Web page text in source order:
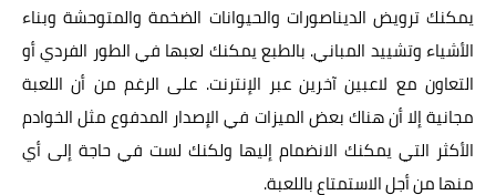
يمكنك ترويض الديناصورات والحيوانات الضخمة والمتوحشة وبناء
الأشياء وتشييد المباني. بالطبع يمكنك لعبها في الطور الفردي أو
التعاون مع لاعبين آخرين عبر الإنترنت. على الرغم من أن اللعبة
مجانية إلا أن هناك بعض الميزات في الإصدار المدفوع مثل الخوادم
الأكثر التي يمكنك الانضمام إليها ولكنك لست في حاجة إلى أي
منها من أجل الاستمتاع باللعبة.